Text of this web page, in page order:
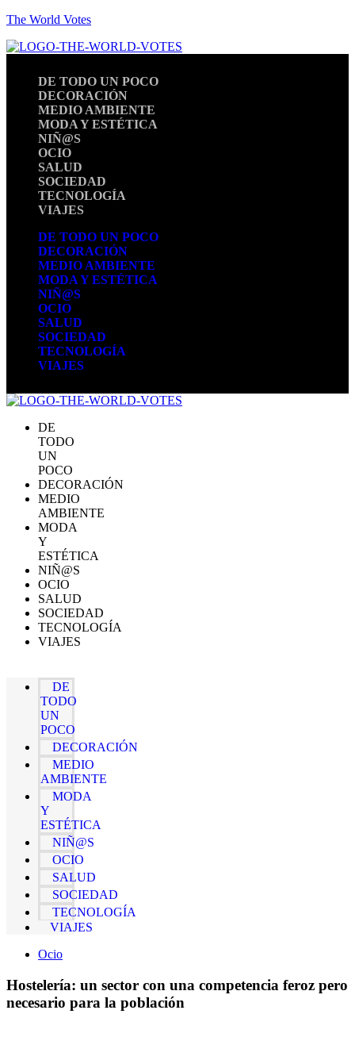
The World Votes
DE TODO UN POCO
DECORACIÓN
MEDIO AMBIENTE
MODA Y ESTÉTICA
NIÑ@S
OCIO
SALUD
SOCIEDAD
TECNOLOGÍA
VIAJES
DE TODO UN POCO
DECORACIÓN
MEDIO AMBIENTE
MODA Y ESTÉTICA
NIÑ@S
OCIO
SALUD
SOCIEDAD
TECNOLOGÍA
VIAJES
DE
TODO
UN
POCO
DECORACIÓN
MEDIO
AMBIENTE
MODA
Y
ESTÉTICA
NIÑ@S
OCIO
SALUD
SOCIEDAD
TECNOLOGÍA
VIAJES
DE
TODO
UN
POCO
DECORACIÓN
MEDIO
AMBIENTE
MODA
Y
ESTÉTICA
NIÑ@S
OCIO
SALUD
SOCIEDAD
TECNOLOGÍA
VIAJES
Ocio
Hostelería: un sector con una competencia feroz pero
necesario para la población